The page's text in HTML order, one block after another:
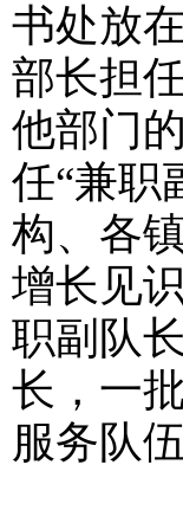
书处放
部长担
他部门
任“兼职
构、各
增长见
职副队
长，一
服务队